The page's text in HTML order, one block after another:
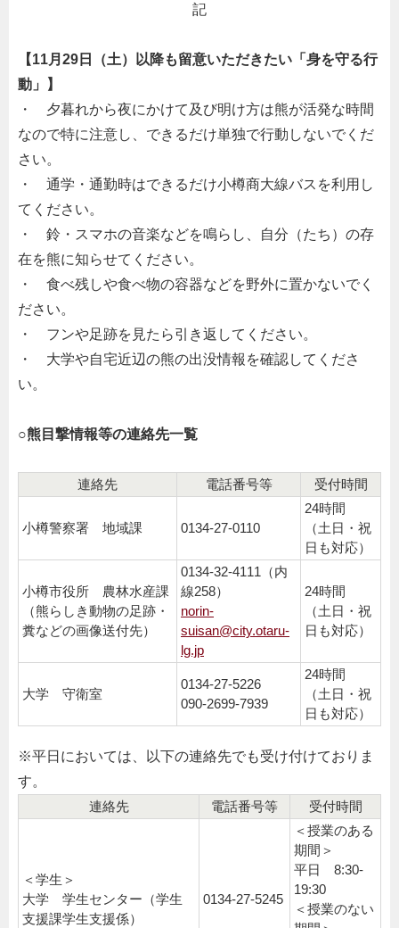
記
【11月29日（土）以降も留意いただきたい「身を守る行
動」】
・ 夕暮れから夜にかけて及び明け方は熊が活発な時間
なので特に注意し、できるだけ単独で行動しないでくだ
さい。
・ 通学・通勤時はできるだけ小樽商大線バスを利用し
てください。
・ 鈴・スマホの音楽などを鳴らし、自分（たち）の存
在を熊に知らせてください。
・ 食べ残しや食べ物の容器などを野外に置かないでく
ださい。
・ フンや足跡を見たら引き返してください。
・ 大学や自宅近辺の熊の出没情報を確認してくださ
い。
○熊目撃情報等の連絡先一覧
連絡先 電話番号等 受付時間
小樽警察署 地域課 0134-27-0110
24時間
（土日・祝
日も対応）
小樽市役所 農林水産課
（熊らしき動物の足跡・
糞などの画像送付先）
0134-32-4111（内
線258）
norin-
suisan@city.otaru-
lg.jp
24時間
（土日・祝
日も対応）
大学 守衛室
0134-27-5226
090-2699-7939
24時間
（土日・祝
日も対応）
※平日においては、以下の連絡先でも受け付けておりま
す。
連絡先 電話番号等 受付時間
＜学生＞
大学 学生センター（学生
支援課学生支援係）
0134-27-5245
＜授業のある
期間＞
平日 8:30-
19:30
＜授業のない